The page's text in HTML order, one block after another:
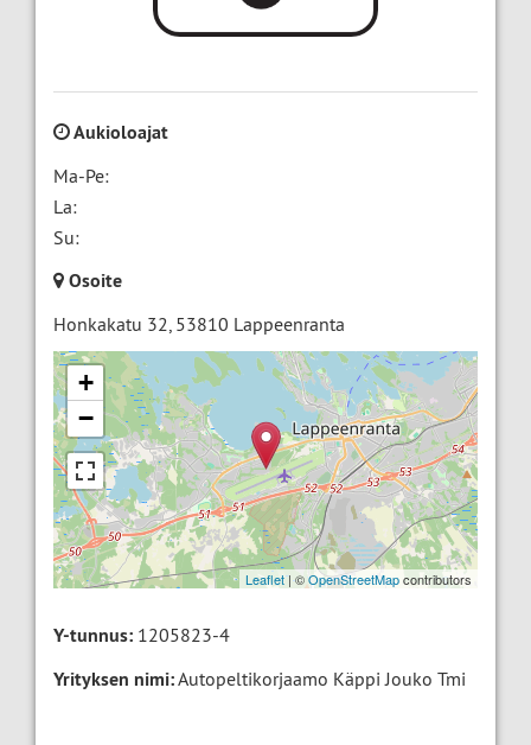
Aukioloajat
Ma-Pe:
La:
Su:
Osoite
Honkakatu 32, 53810 Lappeenranta
+
−
Leaflet| ©OpenStreetMapcontributors
Y-tunnus: 1205823-4
Yrityksen nimi:Autopeltikorjaamo Käppi Jouko Tmi